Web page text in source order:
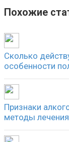
Похожие
Сколько
особенности
Признаки
методы лечения